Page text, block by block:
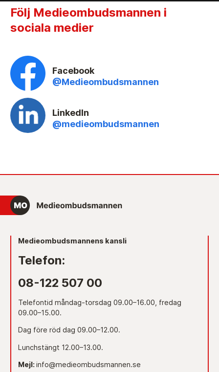
Följ Medieombudsmannen i
sociala medier
Facebook
@Medieombudsmannen
LinkedIn
@medieombudsmannen
Medieombudsmannens kansli
Telefon:
08-122 507 00
Telefontid måndag-torsdag 09.00–16.00, fredag
09.00–15.00.
Dag före röd dag 09.00–12.00.
Lunchstängt 12.00–13.00.
Mejl: info@medieombudsmannen.se